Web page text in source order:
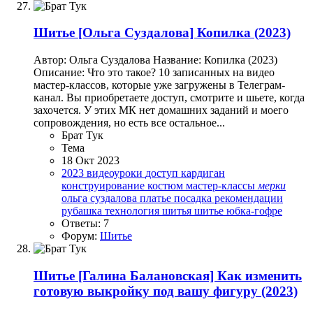
Шитье [Ольга Суздалова] Копилка (2023)
Автор: Ольга Суздалова Название: Копилка (2023)
Описание: Что это такое? 10 записанных на видео
мастер-классов, которые уже загружены в Телеграм-
канал. Вы приобретаете доступ, смотрите и шьете, когда
захочется. У этих МК нет домашних заданий и моего
сопровождения, но есть все остальное...
Брат Тук
Тема
18 Окт 2023
2023 видеоуроки доступ кардиган
конструирование костюм мастер-классы мерки
ольга суздалова платье посадка рекомендации
рубашка технология шитья шитье юбка-гофре
Ответы: 7
Форум: Шитье
Шитье [Галина Балановская] Как изменить
готовую выкройку под вашу фигуру (2023)